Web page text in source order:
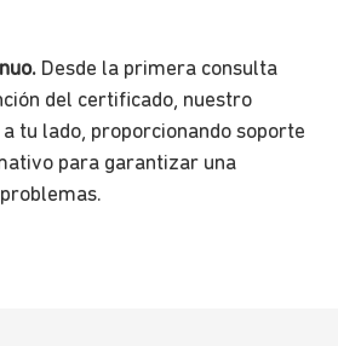
Desde la primera consulta
del certificado, nuestro
tu lado, proporcionando soporte
para garantizar una